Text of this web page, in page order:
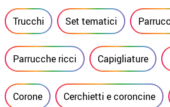
Trucchi Set tematici
Parrucche ricci Capigliature
Corone Cerchietti e coroncine